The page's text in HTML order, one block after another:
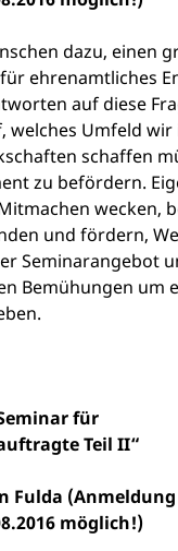
dazu, einen
ehrenamtliches
auf diese
welches Umfeld wir
schaffen
zu befördern.
wecken,
und fördern,
Seminarangebot
Bemühungen um
für
Teil II“
Fulda
möglich!)